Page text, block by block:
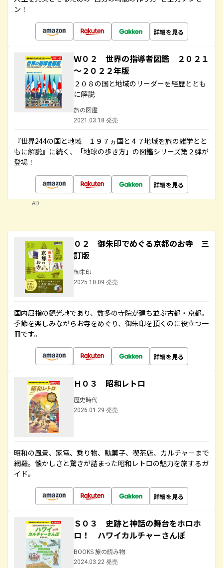
ン！
詳細を見る
Ｗ０２ 世界の指導者図鑑 ２０２１
～２０２２年版
２０８の国と地域のリーダーを経歴ととも
に解説
旅の図鑑
2021.03.18 発売
『世界244の国と地域 １９７ヵ国と４７地域を旅の雑学とと
もに解説』に続く、「地球の歩き方」の図鑑シリーズ第２弾が
登場！
詳細を見る
AD
０２ 御朱印でめぐる京都のお寺 三
訂版
御朱印
2025.10.09 発売
国内屈指の観光地であり、数多の寺院が建ち並ぶ古都・京都。
季節を楽しみながらお寺をめぐり、御朱印を頂くのに役立つ一
冊です。
詳細を見る
Ｈ０３ 昭和レトロ
歴史時代
2026.01.29 発売
昭和の風景、家電、乗り物、駄菓子、喫茶店、カルチャーまで
網羅。懐かしさと驚きが詰まった昭和レトロの魅力を旅するガ
イド。
詳細を見る
Ｓ０３ 史跡と神話の舞台をホロホ
ロ！ ハワイカルチャーさんぽ
BOOKS 旅の読み物
2024.03.22 発売